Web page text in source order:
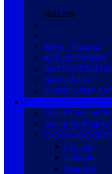
23.03.2025
Ҳизб ут-Таҳрир
ҲИЗБ АМИРЛАРИ
МАТБУОТ
ВАРАҚАЛАР
ХАЛИФАЛИК
АМИР САҲИФАСИ
АМИР
САВОЛ-
Сиёсий
Фиқҳий
Фикрий